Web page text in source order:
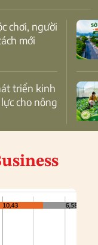
mới
cho nông